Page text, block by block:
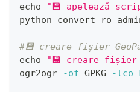
echo
"💾 apelează
python
#💾 creare fișier
echo
"💾 creare fișier
ogr2ogr
-of GPKG -lco